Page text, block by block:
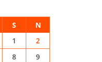
S N
1
2
8
9